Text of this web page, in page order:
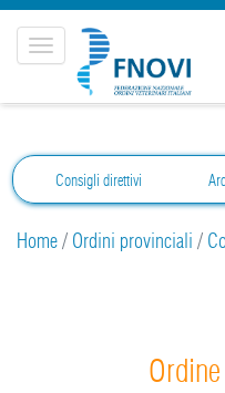
Toggle
navigation
Consigli direttivi
Home/ Ordini provinciali /